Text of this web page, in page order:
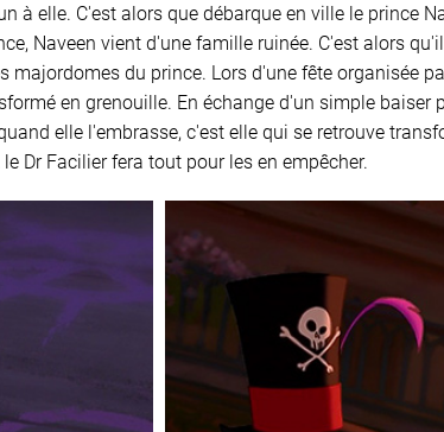
à elle. C'est alors que débarque en ville le prince
Naveen vient d'une famille ruinée. C'est alors
du prince. Lors d'une fête organisée
en grenouille. En échange d'un simple baiser
elle l'embrasse, c'est elle qui se retrouve
Dr Facilier fera tout pour les en empêcher.